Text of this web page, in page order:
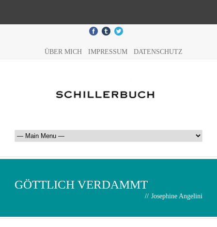
ÜBER MICH IMPRESSUM DATENSCHUTZ
GÖTTLICH VERDAMMT
// Josephine Angelini